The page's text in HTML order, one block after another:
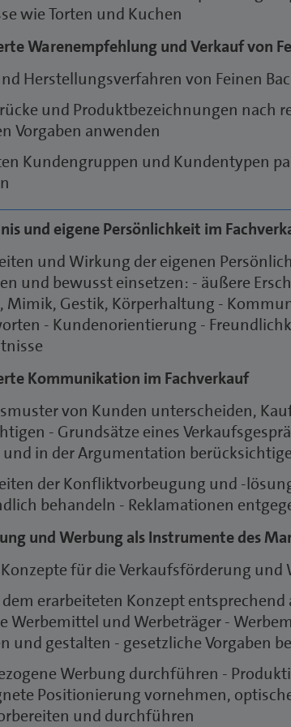
wie Torten und Kuchen
Warenempfehlung und Verkauf von
Herstellungsverfahren von Feinen
und Produktbezeichnungen nach
Vorgaben anwenden
Kundengruppen und Kundentypen
und eigene Persönlichkeit im
und Wirkung der eigenen
und bewusst einsetzen: - äußere
Mimik, Gestik, Körperhaltung -
- Kundenorientierung -
Kommunikation im Fachverkauf
von Kunden unterscheiden,
- Grundsätze eines
in der Argumentation
der Konfliktvorbeugung und -
behandeln - Reklamationen
und Werbung als Instrumente des
für die Verkaufsförderung und
erarbeiteten Konzept
Werbemittel und Werbeträger -
und gestalten - gesetzliche Vorgaben
Werbung durchführen -
Positionierung vornehmen,
und durchführen